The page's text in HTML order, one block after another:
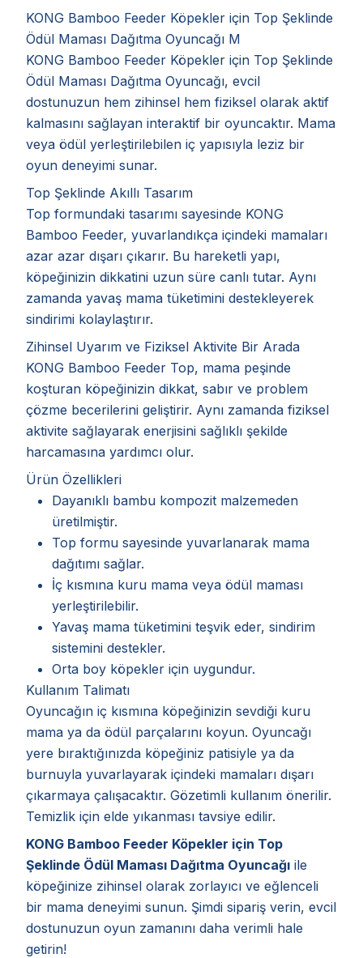
KONG Bamboo Feeder Köpekler için Top Şeklinde
Ödül Maması Dağıtma Oyuncağı M
KONG Bamboo Feeder Köpekler için Top Şeklinde
Ödül Maması Dağıtma Oyuncağı, evcil
dostunuzun hem zihinsel hem fiziksel olarak aktif
kalmasını sağlayan interaktif bir oyuncaktır. Mama
veya ödül yerleştirilebilen iç yapısıyla leziz bir
oyun deneyimi sunar.
Top Şeklinde Akıllı Tasarım
Top formundaki tasarımı sayesinde KONG
Bamboo Feeder, yuvarlandıkça içindeki mamaları
azar azar dışarı çıkarır. Bu hareketli yapı,
köpeğinizin dikkatini uzun süre canlı tutar. Aynı
zamanda yavaş mama tüketimini destekleyerek
sindirimi kolaylaştırır.
Zihinsel Uyarım ve Fiziksel Aktivite Bir Arada
KONG Bamboo Feeder Top, mama peşinde
koşturan köpeğinizin dikkat, sabır ve problem
çözme becerilerini geliştirir. Aynı zamanda fiziksel
aktivite sağlayarak enerjisini sağlıklı şekilde
harcamasına yardımcı olur.
Ürün Özellikleri
Dayanıklı bambu kompozit malzemeden
üretilmiştir.
Top formu sayesinde yuvarlanarak mama
dağıtımı sağlar.
İç kısmına kuru mama veya ödül maması
yerleştirilebilir.
Yavaş mama tüketimini teşvik eder, sindirim
sistemini destekler.
Orta boy köpekler için uygundur.
Kullanım Talimatı
Oyuncağın iç kısmına köpeğinizin sevdiği kuru
mama ya da ödül parçalarını koyun. Oyuncağı
yere bıraktığınızda köpeğiniz patisiyle ya da
burnuyla yuvarlayarak içindeki mamaları dışarı
çıkarmaya çalışacaktır. Gözetimli kullanım önerilir.
Temizlik için elde yıkanması tavsiye edilir.
KONG Bamboo Feeder Köpekler için Top
Şeklinde Ödül Maması Dağıtma Oyuncağı ile
köpeğinize zihinsel olarak zorlayıcı ve eğlenceli
bir mama deneyimi sunun. Şimdi sipariş verin, evcil
dostunuzun oyun zamanını daha verimli hale
getirin!